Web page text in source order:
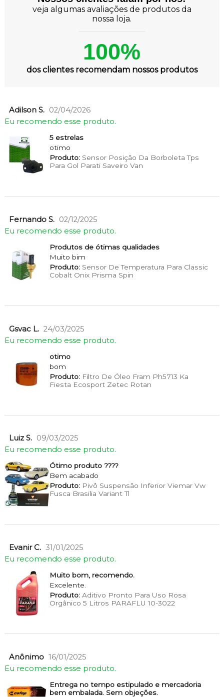
veja algumas avaliações de produtos da
nossa loja.
100%
dos clientes recomendam nossos produtos
Adilson S. 02/04/2026
Eu recomendo esse produto.
5 estrelas
otimo
Produto:Sensor Posição Da Borboleta Tps
Para Gol Parati Saveiro Van
Fernando S. 02/12/2025
Eu recomendo esse produto.
Produtos de ótimas qualidades
Muito bim
Produto:Sensor De Temperatura Para Classic
Cobalt Onix Prisma Spin
Gsvac L. 24/03/2025
Eu recomendo esse produto.
otimo
bom
Produto:Filtro De Óleo Fram Ph5713 Ka
Fiesta Ecosport Zetec Rotan
Luiz S. 09/03/2025
Eu recomendo esse produto.
Ótimo produto ????
Bem acabado
Produto:Pivô Suspensão Inferior Viemar Vw
Fusca Brasilia Variant Tl
Evanir C. 31/01/2025
Eu recomendo esse produto.
Muito bom, recomendo.
Excelente.
Produto:Aditivo Pronto Para Uso Rosa
Orgânico 5 Litros PARAFLU 10-3022
Anônimo 16/01/2025
Eu recomendo esse produto.
Entrega no tempo estipulado e mercadoria
bem embalada. Sem objeções.